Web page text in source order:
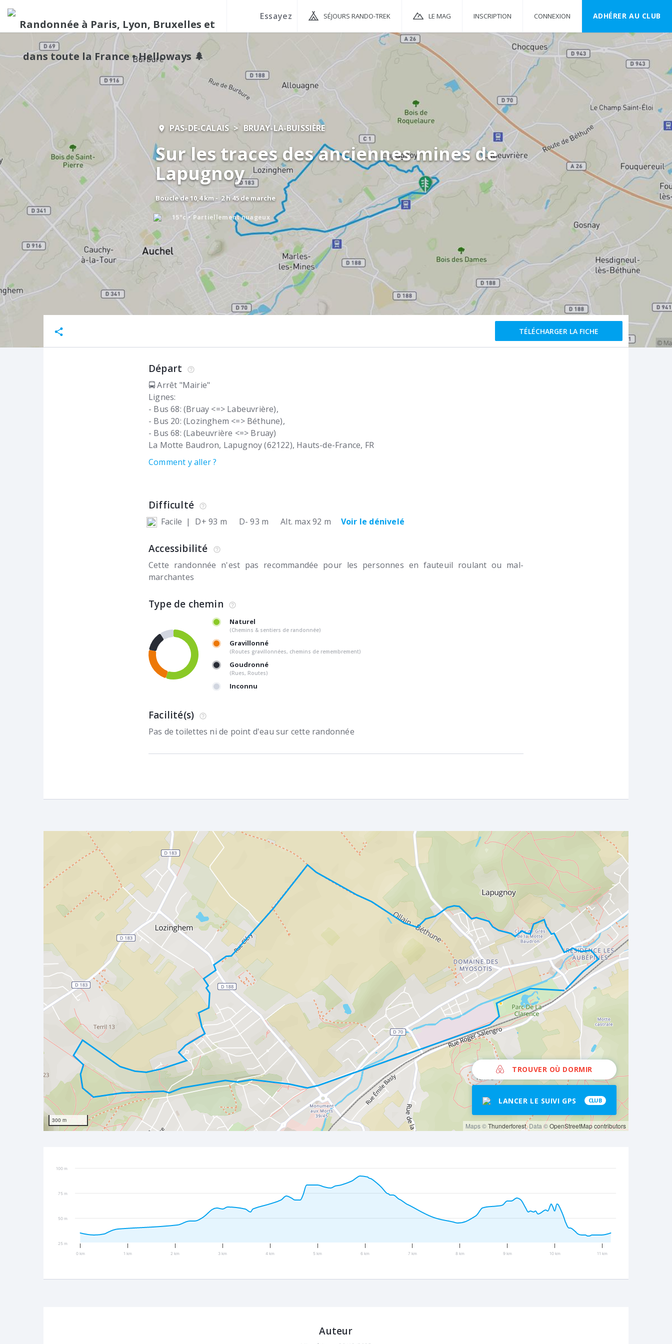
SÉJOURS RANDO-TREK LE MAG INSCRIPTION CONNEXION ADHÉRER AU CLUB
PAS-DE-CALAIS BRUAY-LA-BUISSIÈRE
Sur les traces des anciennes mines de
Lapugnoy
Boucle de 10,4 km - 2 h 45 de marche
15°c Partiellement nuageux
TÉLÉCHARGER LA FICHE
Départ
🚍 Arrêt "Mairie"
Lignes:
- Bus 68: (Bruay <=> Labeuvrière),
- Bus 20: (Lozinghem <=> Béthune),
- Bus 68: (Labeuvrière <=> Bruay)
La Motte Baudron Lapugnoy (62122) Hauts-de-France FR
Comment y aller ?
Difficulté
Facile | D+ 93 m D- 93 m Alt. max 92 m Voir le dénivelé
Accessibilité
Cette randonnée n'est pas recommandée pour les personnes en fauteuil roulant ou mal-
marchantes
Type de chemin
Naturel
(Chemins & sentiers de randonnée)
Gravillonné
(Routes gravillonnées, chemins de remembrement)
Goudronné
(Rues, Routes)
Inconnu
Facilité(s)
Pas de toilettes ni de point d'eau sur cette randonnée
300 m
Maps ©Thunderforest, Data ©OpenStreetMap contributors
TROUVER OÙ DORMIR
LANCER LE SUIVI GPS CLUB
0 km 1 km 2 km 3 km 4 km 5 km 6 km 7 km 8 km 9 km 10 km 11 km
25 m
50 m
75 m
100 m
Auteur